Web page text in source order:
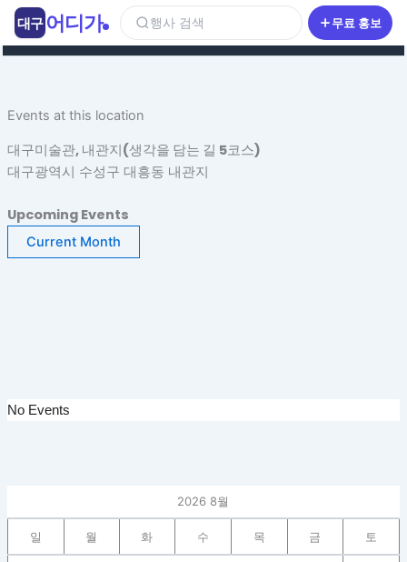
츠
너Events at this location
대구미술관, 내관지(생각을 담는 길 5코스)
대구광역시 수성구 대흥동 내관지
Upcoming Events
Current Month
No Events
2026 8월
일 월 화 수 목 금 토
대구 어디가 행사 검색 무료 홍보